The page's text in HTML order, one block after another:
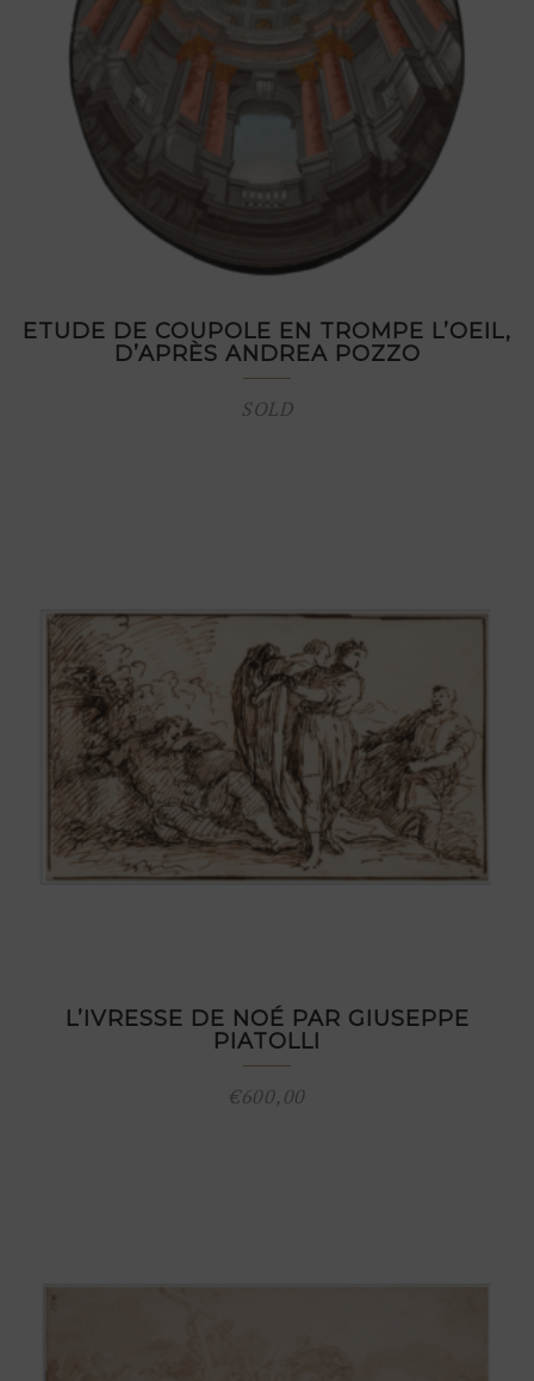
ETUDE DE COUPOLE EN TROMPE L’OEIL,
D’APRÈS ANDREA POZZO
SOLD
L’IVRESSE DE NOÉ PAR GIUSEPPE
PIATOLLI
€600,00